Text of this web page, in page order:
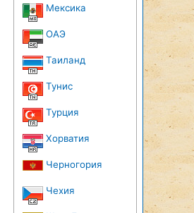
Мексика
ОАЭ
Таиланд
Тунис
Турция
Хорватия
Черногория
Чехия